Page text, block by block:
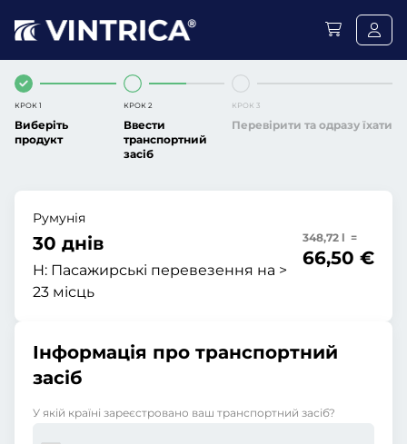
КРОК 1
Виберіть
продукт
КРОК 2
Ввести
транспортний
засіб
КРОК 3
Перевірити та одразу їхати
Румунія
30 днів
H: Пасажирські перевезення на >
23 місць
348,72 l =
66,50 €
Інформація про транспортний
засіб
У якій країні зареєстровано ваш транспортний засіб?